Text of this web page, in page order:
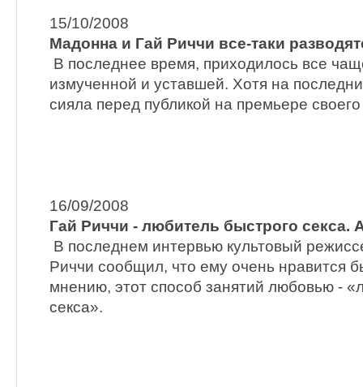
15/10/2008
Мадонна и Гай Риччи все-таки
В последнее время, приходилось все
измученной и уставшей. Хотя на
сияла перед публикой на премьере
16/09/2008
Гай Риччи - любитель быстрого секса.
В последнем интервью культовый
Риччи сообщил, что ему очень нравится
мнению, этот способ занятий любовью -
секса».